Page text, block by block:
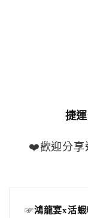
捷
❤️歡迎分享
☞鴻龍宴x活